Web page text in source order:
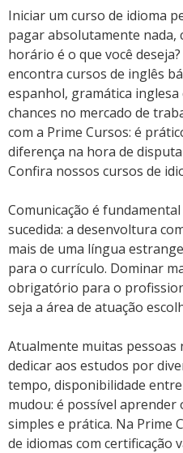
Iniciar um curso de idioma
pagar absolutamente nada,
horário é o que você
encontra cursos de inglês
espanhol, gramática
chances no mercado de
com a Prime Cursos: é
diferença na hora de
Confira nossos cursos de
Comunicação é
sucedida: a desenvoltura
mais de uma língua
para o currículo. Dominar
obrigatório para o
seja a área de atuação
Atualmente muitas pessoas
dedicar aos estudos por
tempo, disponibilidade
mudou: é possível
simples e prática. Na Prime
de idiomas com certificação